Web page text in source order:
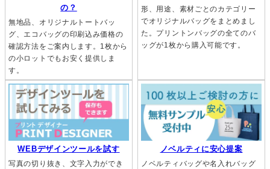
の？
無地品、オリジナルトートバッ
グ、エコバッグの印刷込み価格の
確認方法をご案内します。1枚から
の小ロットでもお安く提供しま
す。
形、用途、素材ごとのカテゴリー
でオリジナルバッグをまとめまし
た。プリントンバッグの全てのバ
ッグが1枚から購入可能です。
WEBデザインツールを試す
写真の切り抜き、文字入力ができ
ノベルティに安心提案
ノベルティバッグや名入れバッグ